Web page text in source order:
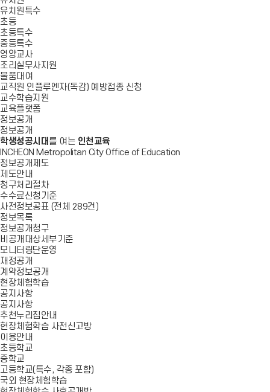
유치원특수
초등
초등특수
중등특수
영양교사
조리실무사지원
물품대여
교직원 인플루엔자(독감) 예방접종 신청
교수학습지원
교육플랫폼
정보공개
정보공개
학생성공시대 를 여는 인천교육
INCHEON Metropolitan City Office of Education
정보공개제도
제도안내
청구처리절차
수수료신청기준
사전정보공표 (전체 289건)
정보목록
정보공개청구
비공개대상세부기준
모니터링단운영
재정공개
계약정보공개
현장체험학습
공지사항
공지사항
추천누리집안내
현장체험학습 사전신고방
이용안내
초등학교
중학교
고등학교(특수, 각종 포함)
국외 현장체험학습